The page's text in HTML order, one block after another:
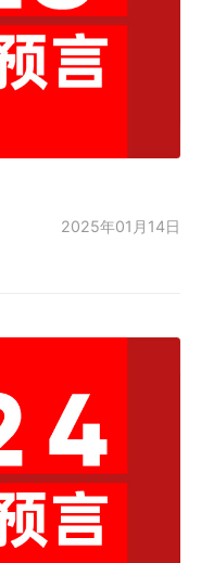
2025年01月14日